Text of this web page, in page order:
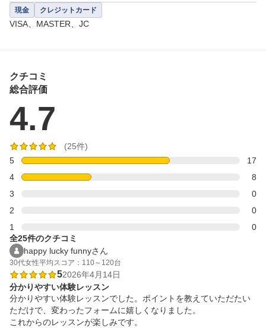
平日（月曜休み）
13:00～各時間帯毎、最終21:00開始
10:00～各時間帯毎、最終19:00開始
但し、14:00～15:00一時休館
現金 クレジットカード
VISA、MASTER、JC
クチコミ
総合評価
4.7
(25件)
5
17
4
8
3
0
2
0
1
0
全25件のクチコミ
happy lucky funnyさん
30代女性平均スコア：110～120台
52026年4月14日
分かりやすい体験レッスン
分かりやすい体験レッスンでした。ポイントを教えていただたい
ただけで、変わったフォームに嬉しくなりました。
これからのレッスンが楽しみです。